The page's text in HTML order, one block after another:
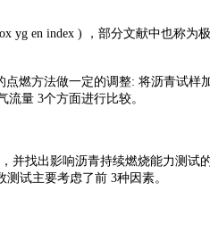
yg en index ) ，部分文献中也称为
燃方法做一定的调整: 将沥青试样
量 3个方面进行比较。
并找出影响沥青持续燃烧能力测试
试主要考虑了前 3种因素。